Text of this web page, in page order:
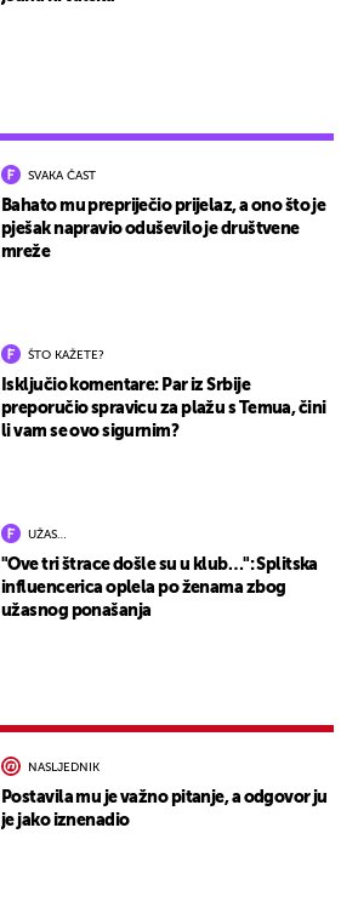
SVAKA ČAST
Bahato mu prepriječio prijelaz, a ono što je
pješak napravio oduševilo je društvene
mreže
ŠTO KAŽETE?
Isključio komentare: Par iz Srbije
preporučio spravicu za plažu s Temua, čini
li vam se ovo sigurnim?
UŽAS…
"Ove tri štrace došle su u klub…": Splitska
influencerica oplela po ženama zbog
užasnog ponašanja
NASLJEDNIK
Postavila mu je važno pitanje, a odgovor ju
je jako iznenadio